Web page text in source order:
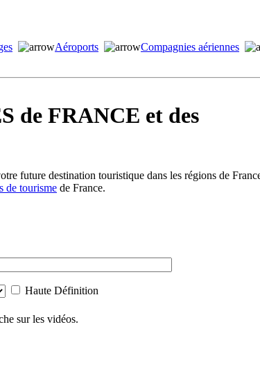
Aéroports Compagnies aériennes
de FRANCE et des
future destination touristique dans les régions de
de tourisme de France.
Haute Définition
sur les vidéos.